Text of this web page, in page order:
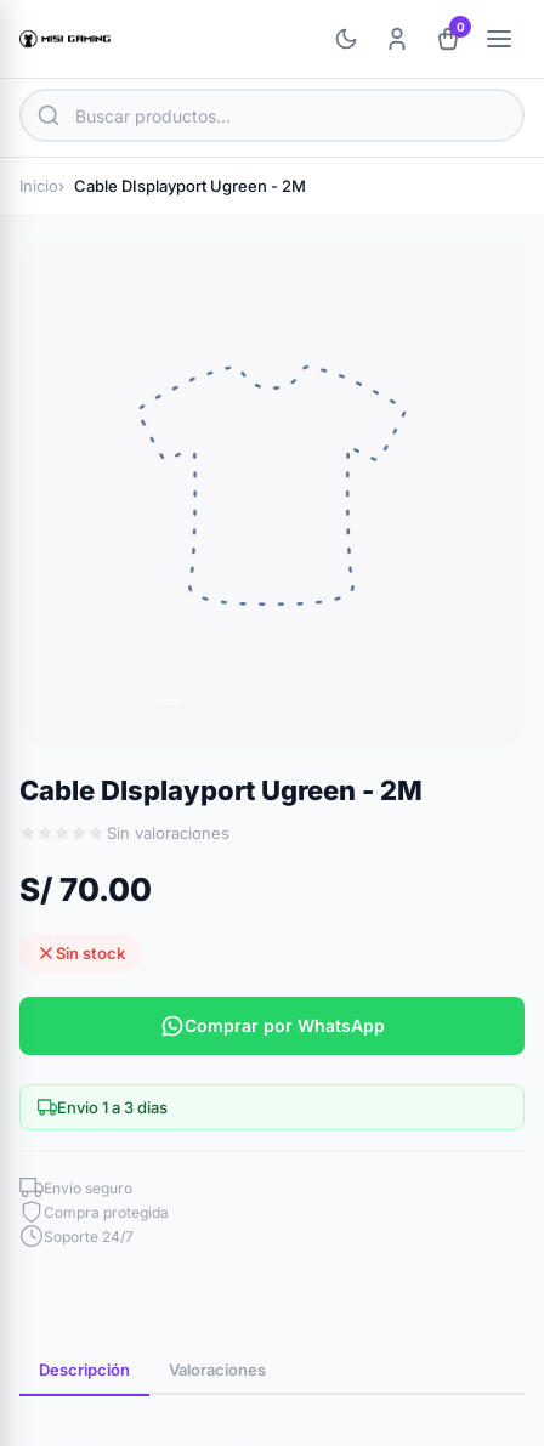
0
Inicio Cable DIsplayport Ugreen - 2M
Cable DIsplayport Ugreen - 2M
Sin valoraciones
S/ 70.00
Sin stock
Comprar por WhatsApp
Envio 1 a 3 dias
Envío seguro
Compra protegida
Soporte 24/7
Descripción Valoraciones